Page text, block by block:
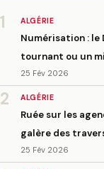
1 ALGÉRIE
Numérisation : le
tournant ou un
25 Fév 2026
2 ALGÉRIE
Ruée sur les
galère des
25 Fév 2026